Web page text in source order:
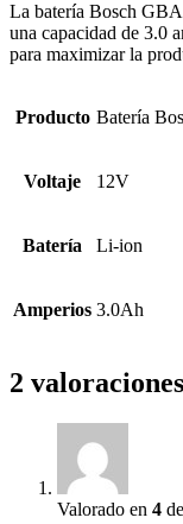
La batería Bosch
una capacidad de 3.0
para maximizar la
Producto Batería
Voltaje 12V
Batería Li-ion
Amperios 3.0Ah
2
Valorado en 4